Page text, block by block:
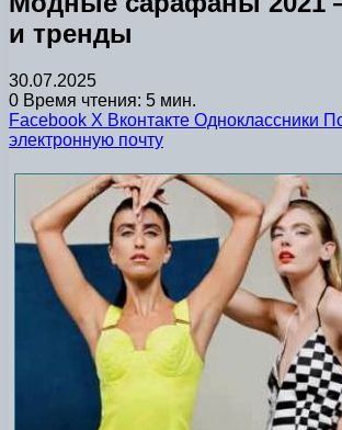
и тренды
30.07.2025
0 Время чтения: 5 мин.
Facebook X Вконтакте Одноклассники
электронную почту